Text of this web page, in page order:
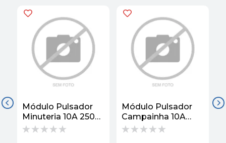
Módulo Pulsador
Minuteria 10A 250V
LIZ Tramontina
Módulo Pulsador
Campainha 10A
250V LIZ